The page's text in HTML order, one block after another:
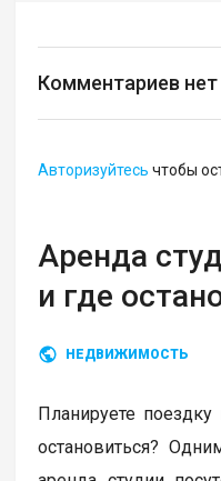
Комментариев нет
Авторизуйтесь чтобы
Аренда
и где
НЕДВИЖИМОСТЬ
Планируете
остановиться?